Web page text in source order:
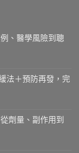
、醫學風險到聰
法＋預防再發，完
劑量、副作用到